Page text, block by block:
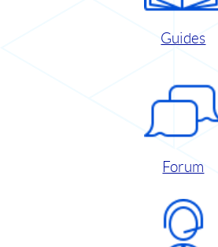
Guides
Forum